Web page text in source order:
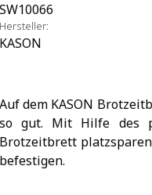
SW10066
Hersteller:
KASON
Auf dem KASON
so gut. Mit Hilfe des
Brotzeitbrett
befestigen.